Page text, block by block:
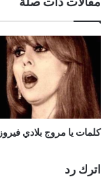
كلمات يا مروج بلادي فيروز
اترك رد